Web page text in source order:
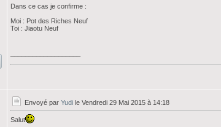
Dans ce cas je confirme :
Moi : Pot des Riches Neuf
Toi : Jiaotu Neuf
Envoyé par Yudi le Vendredi 29 Mai 2015 à 14:18
Salut